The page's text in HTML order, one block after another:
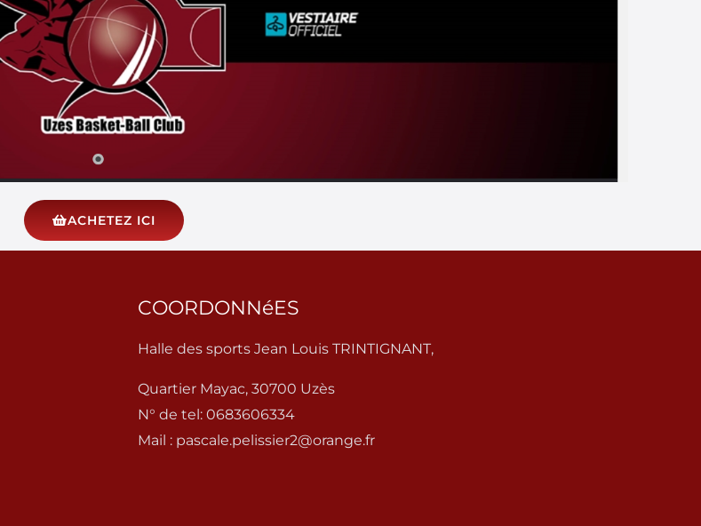
ACHETEZ ICI
COORDONNéES
Halle des sports Jean Louis TRINTIGNANT,
Quartier Mayac, 30700 Uzès
N° de tel: 0683606334
Mail : pascale.pelissier2@orange.fr